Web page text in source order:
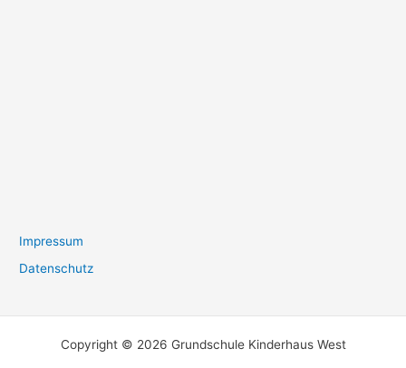
Impressum
Datenschutz
Copyright © 2026 Grundschule Kinderhaus West